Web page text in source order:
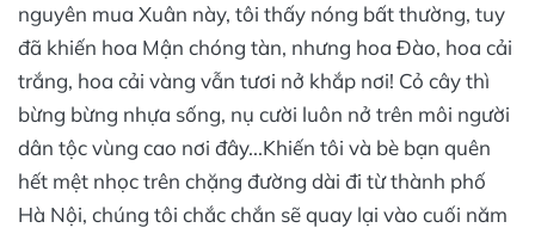
nguyên mua Xuân này, tôi thấy nóng bất thường, tuy
đã khiến hoa Mận chóng tàn, nhưng hoa Đào, hoa cải
trắng, hoa cải vàng vẫn tươi nở khắp nơi! Cỏ cây thì
bừng bừng nhựa sống, nụ cười luôn nở trên môi người
dân tộc vùng cao nơi đây...Khiến tôi và bè bạn quên
hết mệt nhọc trên chặng đường dài đi từ thành phố
Hà Nội, chúng tôi chắc chắn sẽ quay lại vào cuối năm